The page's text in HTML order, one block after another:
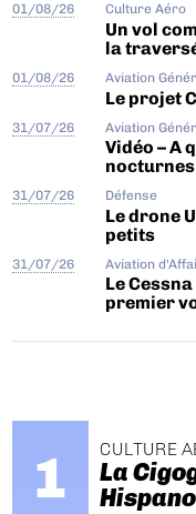
01/08/26 Culture Aéro
Un vol
la
01/08/26 Aviation
Le projet
31/07/26 Aviation
Vidéo – A
nocturnes
31/07/26 Défense
Le drone
petits
31/07/26 Aviation
Le
premier
CULTURE
La